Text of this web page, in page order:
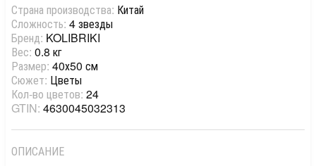
Страна производства: Китай
Сложность: 4 звезды
Бренд: KOLIBRIKI
Вес: 0.8 кг
Размер: 40х50 см
Сюжет: Цветы
Кол-во цветов: 24
GTIN: 4630045032313
ОПИСАНИЕ